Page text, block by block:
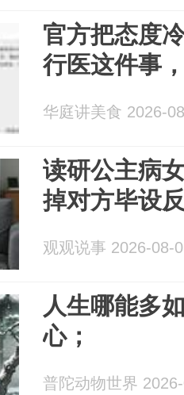
官方把态度
行医这件事
华庭讲美食 2026-
读研公主病
掉对方毕设
观观说事 2026-08-
人生哪能多
心；
普陀动物世界